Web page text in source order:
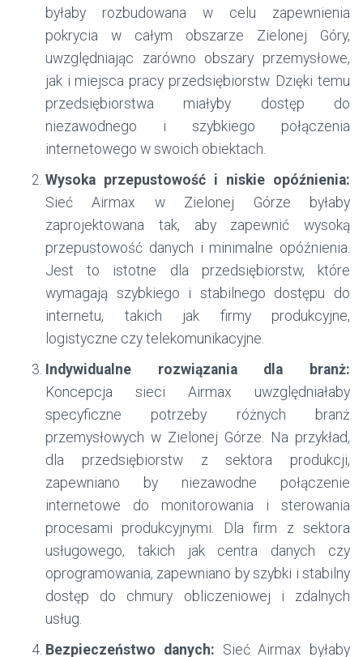
byłaby rozbudowana w celu zapewnienia
pokrycia w całym obszarze Zielonej Góry,
uwzględniając zarówno obszary przemysłowe,
jak i miejsca pracy przedsiębiorstw. Dzięki temu
przedsiębiorstwa miałyby dostęp do
niezawodnego i szybkiego połączenia
internetowego w swoich obiektach.
Wysoka przepustowość i niskie opóźnienia:
Sieć Airmax w Zielonej Górze byłaby
zaprojektowana tak, aby zapewnić wysoką
przepustowość danych i minimalne opóźnienia.
Jest to istotne dla przedsiębiorstw, które
wymagają szybkiego i stabilnego dostępu do
internetu, takich jak firmy produkcyjne,
logistyczne czy telekomunikacyjne.
Indywidualne rozwiązania dla branż:
Koncepcja sieci Airmax uwzględniałaby
specyficzne potrzeby różnych branż
przemysłowych w Zielonej Górze. Na przykład,
dla przedsiębiorstw z sektora produkcji,
zapewniano by niezawodne połączenie
internetowe do monitorowania i sterowania
procesami produkcyjnymi. Dla firm z sektora
usługowego, takich jak centra danych czy
oprogramowania, zapewniano by szybki i stabilny
dostęp do chmury obliczeniowej i zdalnych
usług.
Bezpieczeństwo danych: Sieć Airmax byłaby